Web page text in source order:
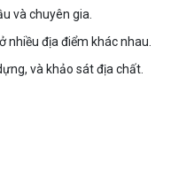
và chuyên gia.
nhiều địa điểm khác nhau.
và khảo sát địa chất.
tăng năng suất và giảm chi phí.